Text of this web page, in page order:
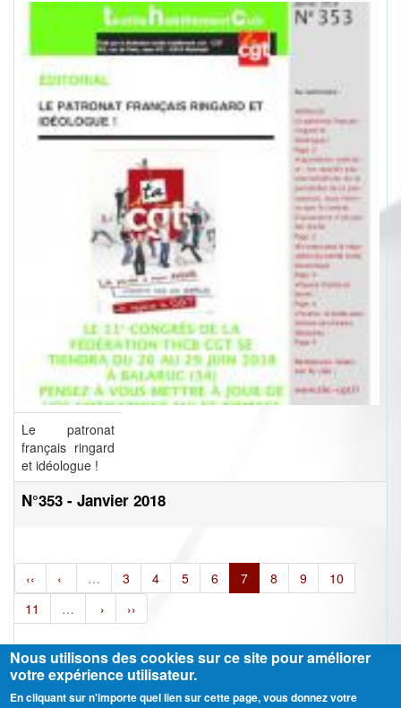
Le patronat
français ringard
et idéologue !
N°353 - Janvier 2018
‹‹ ‹ … 3 4 5 6 7 8 9
10
11
… › ››
Nous utilisons des cookies sur ce site pour améliorer
votre expérience utilisateur.
En cliquant sur n'importe quel lien sur cette page, vous donnez votre